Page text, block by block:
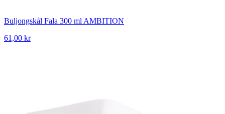
Buljongskål Fala 300 ml AMBITION
61,00 kr